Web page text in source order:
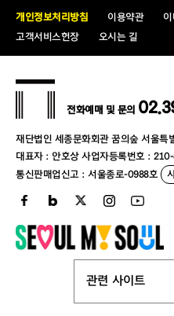
개인정보처리방침 이용약관
고객서비스헌장
오시는 길
재단법인 세종문화회관 꿈의숲 서울
대표자 : 안호상 사업자등록번호 :
통신판매업신고 : 서울종로-0988호
전화예매 및 문의